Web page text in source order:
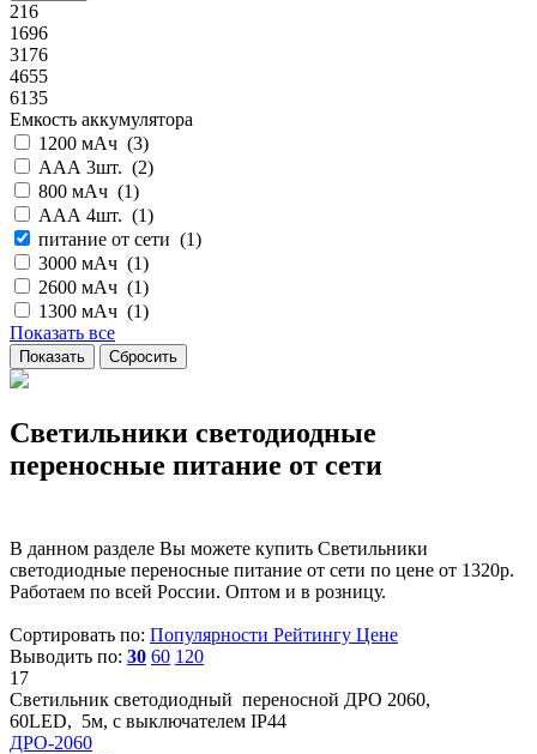
216
1696
3176
4655
6135
Емкость аккумулятора
1200 мАч (3)
ААА 3шт. (2)
800 мАч (1)
ААА 4шт. (1)
питание от сети (1)
3000 мАч (1)
2600 мАч (1)
1300 мАч (1)
Показать все
Светильники светодиодные
переносные питание от сети
В данном разделе Вы можете купить Светильники
светодиодные переносные питание от сети по цене от 1320р.
Работаем по всей России. Оптом и в розницу.
Сортировать по: Популярности Рейтингу Цене
Выводить по: 30 60 120
17
Светильник светодиодный переносной ДРО 2060,
60LED, 5м, с выключателем IP44
ДРО-2060